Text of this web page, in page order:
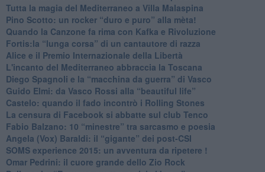
​Tutta la magia del Mediterraneo a Villa Malaspina
​Pino Scotto: un rocker “duro e puro” alla mèta!
​Quando la Canzone fa rima con Kafka e Rivoluzione
​Fortis:la “lunga corsa” di un cantautore di razza
Alice e il Premio Internazionale della Libertà
​L'incanto del Mediterraneo abbraccia la Toscana
​Diego Spagnoli e la “macchina da guerra” di Vasco
​Guido Elmi: da Vasco Rossi alla “beautiful life”
​Castelo: quando il fado incontrò i Rolling Stones
La censura di Facebook si abbatte sul club Tenco
Fabio Balzano: 10 “minestre” tra sarcasmo e poesia
Angela (Vox) Baraldi: il “gigante” dei post-CSI
​SOMS experience 2015: un avventura da ripetere !
Omar Pedrini: il cuore grande dello Zio Rock